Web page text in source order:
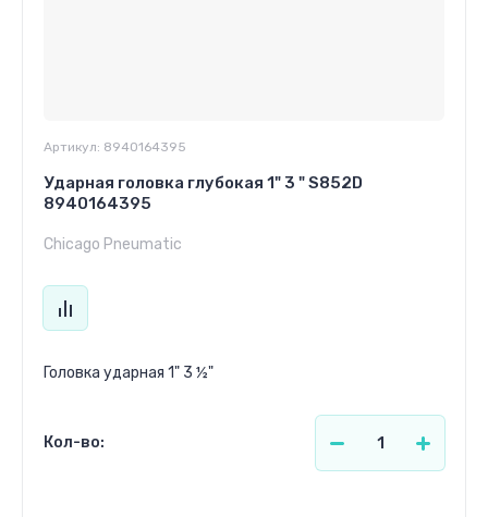
Артикул: 8940164395
Ударная головка глубокая 1" 3 " S852D
8940164395
Chicago Pneumatic
Головка ударная 1" 3 ½"
Кол-во: